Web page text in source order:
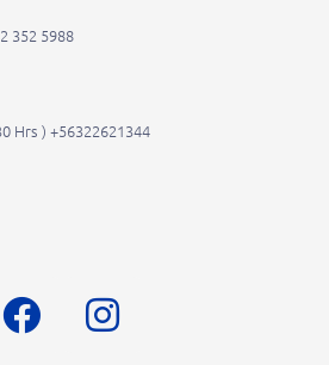
352 5988
Hrs ) +56322621344